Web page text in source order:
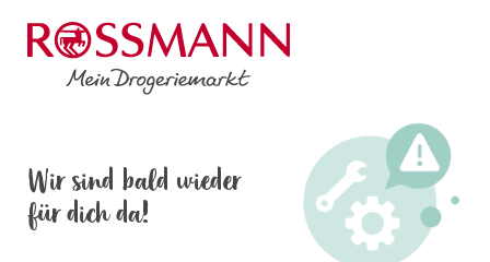
Wir sind bald wieder
für dich da!